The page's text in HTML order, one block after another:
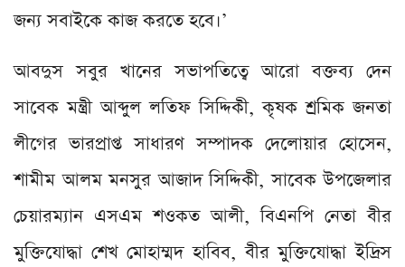
জন্য সবাইকে কাজ করতে হবে।’
আবদুস সবুর খানের সভাপতিত্বে আরো বক্তব্য দেন
সাবেক মন্ত্রী আব্দুল লতিফ সিদ্দিকী, কৃষক শ্রমিক জনতা
লীগের ভারপ্রাপ্ত সাধারণ সম্পাদক দেলোয়ার হোসেন,
শামীম আলম মনসুর আজাদ সিদ্দিকী, সাবেক উপজেলার
চেয়ারম্যান এসএম শওকত আলী, বিএনপি নেতা বীর
মুক্তিযোদ্ধা শেখ মোহাম্মদ হাবিব, বীর মুক্তিযোদ্ধা ইদ্রিস